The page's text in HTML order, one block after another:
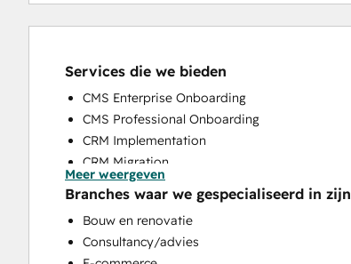
Services die we bieden
CMS Enterprise Onboarding
CMS Professional Onboarding
CRM Implementation
CRM Migration
Help Desk Implementation
HubSpot Onboarding
Marketing Hub Enterprise Onboarding
Marketing Hub Professional Onboarding
Meer weergeven
Branches waar we gespecialiseerd in zijn
Bouw en renovatie
Consultancy/advies